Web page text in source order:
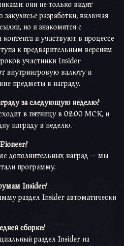
они не только видят
разработки, включая
но и знакомятся с
и участвуют в процессе
к предварительным версиям
участники Insider
внутриигровую валюту и
предметы в награду.
за следующую неделю?
в пятницу в 02:00 МСК, и
награду в неделю.
дополнительных наград — мы
программу.
Insider?
раздел Insider автоматически
сборке?
раздел Insider на